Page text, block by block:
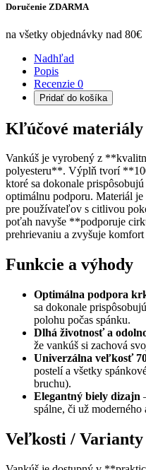
Doručenie ZDARMA
na všetky objednávky nad 80€
Nadhľad
Popis
Recenzie 0
Pridať do košíka
Kľúčové materiály
Vankúš je vyrobený z
polyesteru**. Výplň tvorí
ktoré sa dokonale
optimálnu podporu. Materiál
pre používateľov s citlivou
poťah navyše **podporuje
prehrievaniu a zvyšuje komfort
Funkcie a výhody
Optimálna podpora
sa dokonale
polohu počas spánku.
Dlhá životnosť a
že vankúš si zachová
Univerzálna veľkosť
postelí a všetky
bruchu).
Elegantný biely dizajn
spálne, či už
Veľkosti /